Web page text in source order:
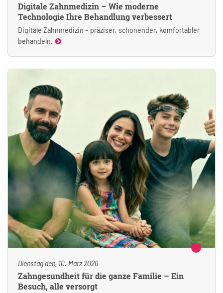
Digitale Zahnmedizin – Wie moderne
Technologie Ihre Behandlung verbessert
Digitale Zahnmedizin – präziser, schonender, komfortabler
behandeln.
Dienstag den, 10. März 2026
Zahngesundheit für die ganze Familie – Ein
Besuch, alle versorgt